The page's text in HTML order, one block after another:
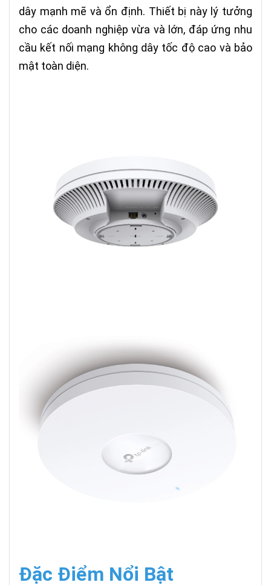
dây mạnh mẽ và ổn định. Thiết bị này lý tưởng
cho các doanh nghiệp vừa và lớn, đáp ứng nhu
cầu kết nối mạng không dây tốc độ cao và bảo
mật toàn diện.
Đặc Điểm Nổi Bật